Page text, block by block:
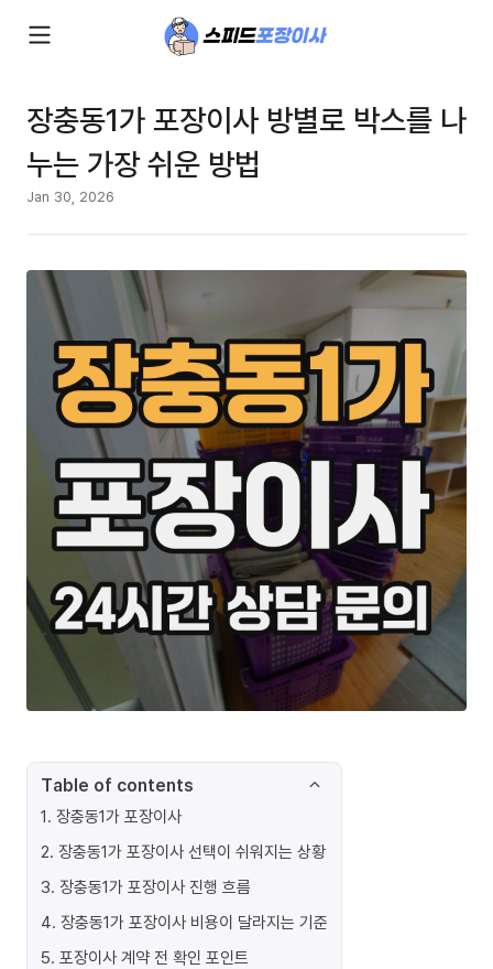
장충동1가 포장이사 방별로 박스를 나
누는 가장 쉬운 방법
Jan 30, 2026
Table of contents
1. 장충동1가 포장이사
2. 장충동1가 포장이사 선택이 쉬워지는 상황
3. 장충동1가 포장이사 진행 흐름
4. 장충동1가 포장이사 비용이 달라지는 기준
5. 포장이사 계약 전 확인 포인트